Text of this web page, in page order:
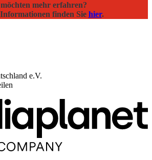
möchten mehr erfahren?
finden Sie hier.
e.V.